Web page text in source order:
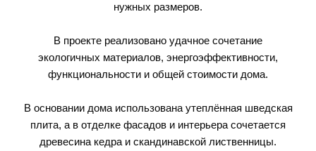
нужных размеров.
В проекте реализовано удачное сочетание
экологичных материалов, энергоэффективности,
функциональности и общей стоимости дома.
В основании дома использована утеплённая шведская
плита, а в отделке фасадов и интерьера сочетается
древесина кедра и скандинавской лиственницы.